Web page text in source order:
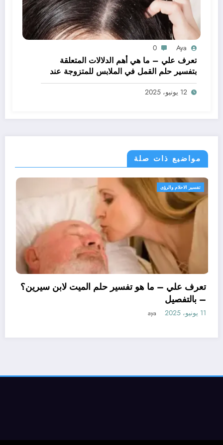
Aya
0
تعرف علي – ما هي أهم الدلالات المتعلقة
بتفسير حلم القمل في الملابس للمتزوجة عند
ابن سيرين؟ – بالتفصيل
12 يونيو، 2025
مواضيع ذات صلة
تفسير الاحلام والرؤى
تعرف علي – ما هو تفسير حلم الميت
حلم